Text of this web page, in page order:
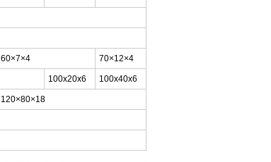
60×7×4 70×12×4
100x20x6 100x40x6
120×80×18